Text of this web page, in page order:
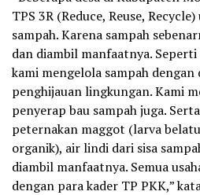
TPS 3R (Reduce, Reuse,
sampah. Karena sampah
dan diambil manfaatnya.
kami mengelola sampah
penghijauan lingkungan. Kami
penyerap bau sampah juga.
peternakan maggot (larva
organik), air lindi dari sisa
diambil manfaatnya. Semua
dengan para kader TP PKK,”